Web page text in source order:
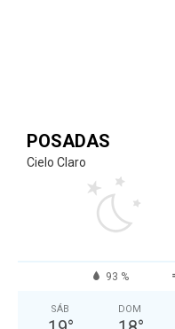
POSADAS
Cielo Claro
93 %
SÁB DOM